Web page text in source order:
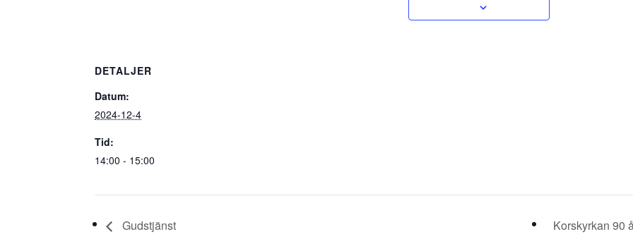
DETALJER
Datum:
2024-12-4
Tid:
14:00 - 15:00
Gudstjänst Korskyrkan 90